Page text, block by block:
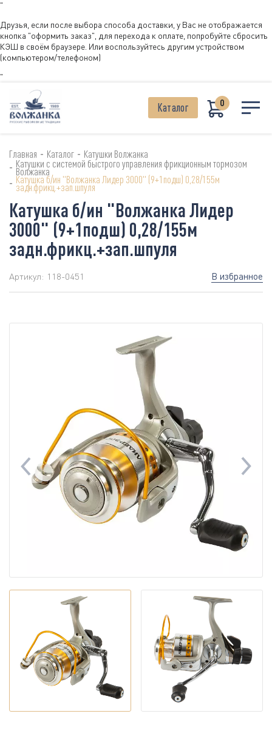
"
Друзья, если после выбора способа доставки, у Вас не отображается
кнопка "оформить заказ", для перехода к оплате, попробуйте сбросить
КЭШ в своём браузере. Или воспользуйтесь другим устройством
(компьютером/телефоном)
"
Каталог 0
Главная - Каталог - Катушки Волжанка
- Катушки с системой быстрого управления фрикционным тормозом
Волжанка
- Катушка б/ин "Волжанка Лидер 3000" (9+1подш) 0,28/155м
задн.фрикц.+зап.шпуля
Катушка б/ин "Волжанка Лидер
3000" (9+1подш) 0,28/155м
задн.фрикц.+зап.шпуля
Артикул: 118-0451 В избранное